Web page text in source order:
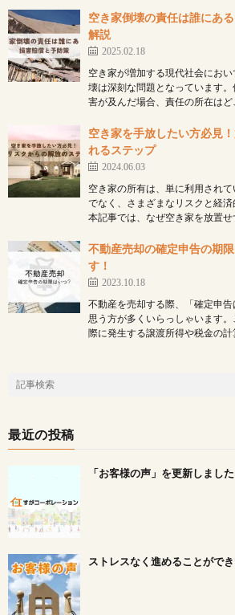
空き家倒壊の責任は誰にあ
解説
2025.02.18
空き家が増加する現代社会にお
壊は深刻な問題となっています
害が及んだ場合、責任の所在は
空き家を手放したい方必見
れるステップ
2024.06.03
空き家の所有は、単に利用され
でなく、さまざまなリスクと経済
本記事では、なぜ空き家を放置
不動産売却の確定申告の期
す！
2023.10.18
不動産を売却する際、「確定申
思う方が多くいらっしゃいます
際に発生する譲渡所得や税金の
最近の投稿
「お客様の声」を更新しました
ストレスなく進めることがで